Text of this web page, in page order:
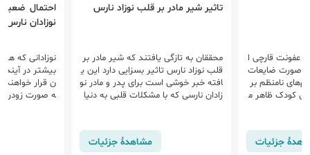
عفونت قارچی ا
ضایعات
نامنظم بر
کودک ظاهر م
مادر و نوزاد من
جزئیات
تاثیر شیر مادر بر قلب نوزاد نارس
محققان به تازگی یافتند که شیر مادر بر
قلب نوزاد نارس تاثیر بسزایی دارد این ی
افته خبر خوشی است برای پدر و مادر نو
زادان نارسی که با مشکلات قلبی به دنیا
مشاهدهٔ جزئیات
احتمال
نوزادان نارس
نوزادانی که
بیشتر در
ن قرار
ه صورت زودرس